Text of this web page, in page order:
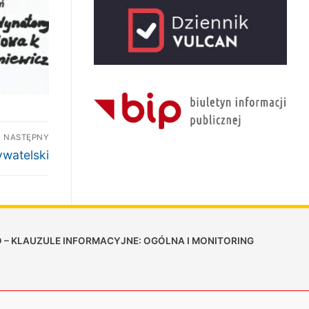
NASTĘPNY
– KLAUZULE INFORMACYJNE: OGÓLNA I MONITORING